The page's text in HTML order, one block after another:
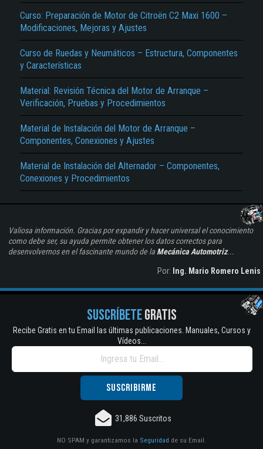
Curso: Preparación de Motor de Citroën C2 Maxi 1600 –
Modificaciones, Mejoras y Ajustes
Curso de Ruedas y Neumáticos – Estructura, Componentes
y Características
Material: Revisión Técnica del Motor de Arranque –
Verificación, Pruebas y Procedimientos
Material de Instalación del Motor de Arranque –
Componentes, Conexiones y Ajustes
Material de Instalación del Alternador – Componentes,
Conexiones y Procedimientos
Valiosa información. Gracias por expandir y hacer universal el conocimiento
como debe ser, su ayuda permite obtener los datos correctos para
desenvolvernos en el fascinante mundo de la Mecánica Automotriz...
Por: Ing. Mario Romero Lenis
SUSCRÍBETEGRATIS
Recibe Gratis en tu Email las últimas publicaciones. Manuales, Cursos y
Vídeos...
31,886 Suscritos
NO SPAM y garantizamos la Seguridad de su Email.